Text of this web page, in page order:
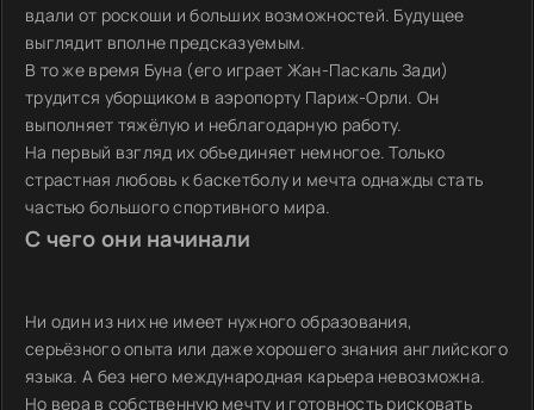
вдали от роскоши и больших возможностей. Будущее
выглядит вполне предсказуемым.
В то же время Буна (его играет Жан-Паскаль Зади)
трудится уборщиком в аэропорту Париж-Орли. Он
выполняет тяжёлую и неблагодарную работу.
На первый взгляд их объединяет немногое. Только
страстная любовь к баскетболу и мечта однажды стать
частью большого спортивного мира.
С чего они начинали
Ни один из них не имеет нужного образования,
серьёзного опыта или даже хорошего знания английского
языка. А без него международная карьера невозможна.
Но вера в собственную мечту и готовность рисковать